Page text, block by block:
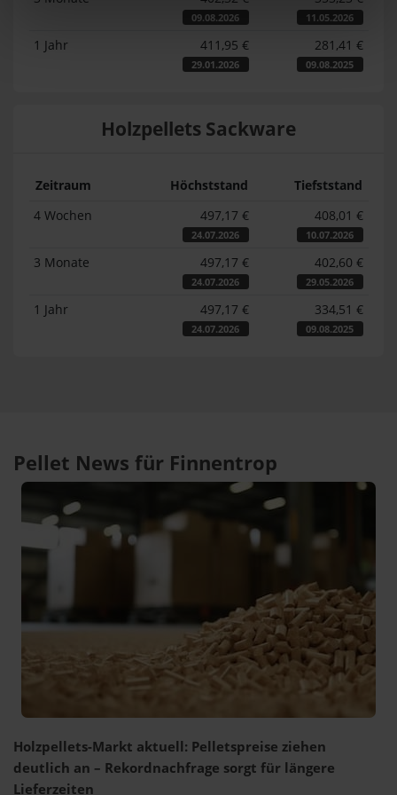
09.08.2026 11.05.2026
1 Jahr 411,95 €
29.01.2026
281,41 €
09.08.2025
Holzpellets Sackware
Zeitraum Höchststand
Tiefststand
4 Wochen
497,17 €
24.07.2026
408,01 €
10.07.2026
3 Monate 497,17 €
24.07.2026
402,60 €
29.05.2026
1 Jahr 497,17 €
24.07.2026
334,51 €
09.08.2025
Pellet News für Finnentrop
Holzpellets-Markt aktuell: Pelletspreise ziehen
deutlich an – Rekordnachfrage sorgt für längere
Lieferzeiten